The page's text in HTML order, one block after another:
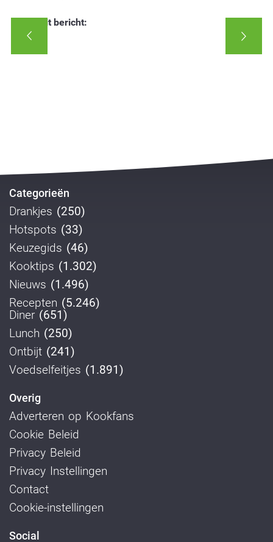
Deel dit bericht:
Categorieën
Drankjes (250)
Hotspots (33)
Keuzegids (46)
Kooktips (1.302)
Nieuws (1.496)
Recepten (5.246)
Diner (651)
Lunch (250)
Ontbijt (241)
Voedselfeitjes (1.891)
Overig
Adverteren op Kookfans
Cookie Beleid
Privacy Beleid
Privacy Instellingen
Contact
Cookie-instellingen
Social